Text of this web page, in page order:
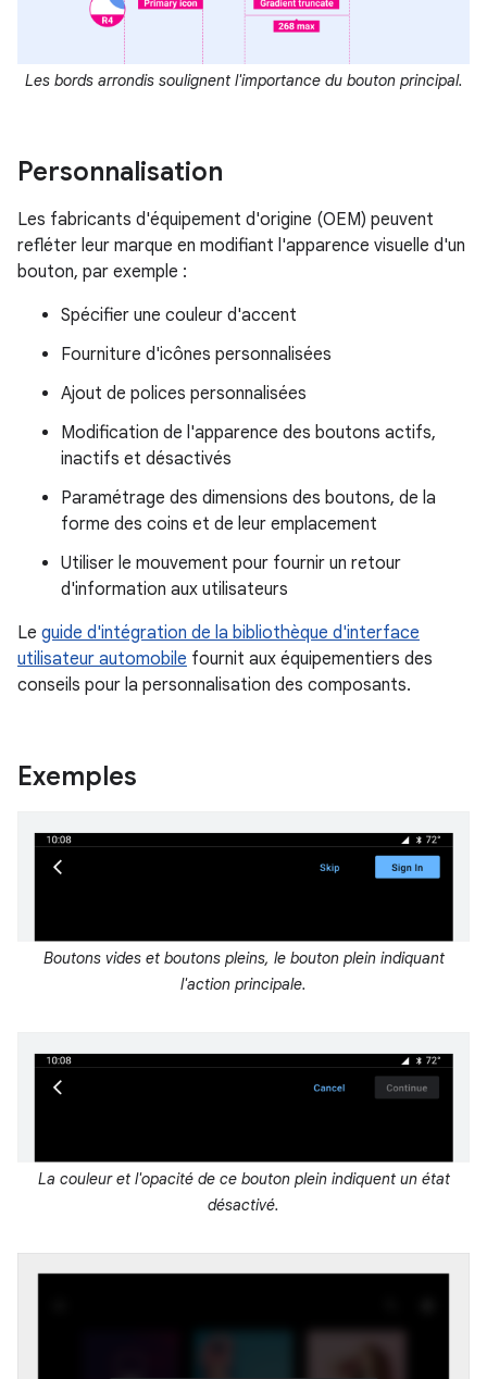
Les bords arrondis soulignent l'importance du bouton principal.
Personnalisation
Les fabricants d'équipement d'origine (OEM) peuvent
refléter leur marque en modifiant l'apparence visuelle d'un
bouton, par exemple :
Spécifier une couleur d'accent
Fourniture d'icônes personnalisées
Ajout de polices personnalisées
Modification de l'apparence des boutons actifs,
inactifs et désactivés
Paramétrage des dimensions des boutons, de la
forme des coins et de leur emplacement
Utiliser le mouvement pour fournir un retour
d'information aux utilisateurs
Le guide d'intégration de la bibliothèque d'interface
utilisateur automobile fournit aux équipementiers des
conseils pour la personnalisation des composants.
Exemples
Boutons vides et boutons pleins, le bouton plein indiquant
l'action principale.
La couleur et l'opacité de ce bouton plein indiquent un état
désactivé.